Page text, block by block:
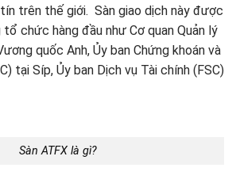
trên thế giới. Sàn giao dịch này được
chức hàng đầu như Cơ quan Quản lý
quốc Anh, Ủy ban Chứng khoán và
tại Síp, Ủy ban Dịch vụ Tài chính (FSC)
Sàn ATFX là gì?